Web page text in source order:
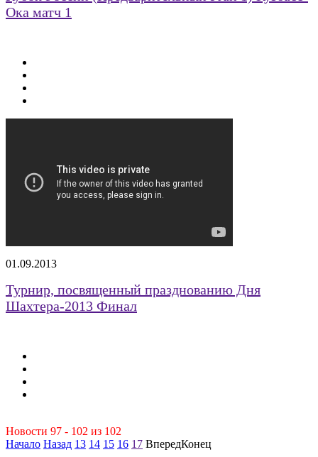
Ока матч 1
01.09.2013
Турнир, посвященный празднованию Дня
Шахтера-2013 Финал
Новости 97 - 102 из 102
Начало Назад 13 14 15 16 17 ВпередКонец